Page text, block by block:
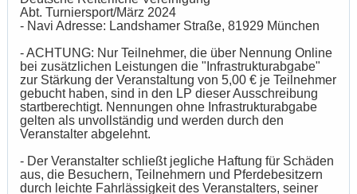
Abt. Turniersport/März 2024
- Navi Adresse: Landshamer Straße, 81929 München
- ACHTUNG: Nur Teilnehmer, die über Nennung Online
bei zusätzlichen Leistungen die "Infrastrukturabgabe"
zur Stärkung der Veranstaltung von 5,00 € je Teilnehmer
gebucht haben, sind in den LP dieser Ausschreibung
startberechtigt. Nennungen ohne Infrastrukturabgabe
gelten als unvollständig und werden durch den
Veranstalter abgelehnt.
- Der Veranstalter schließt jegliche Haftung für Schäden
aus, die Besuchern, Teilnehmern und Pferdebesitzern
durch leichte Fahrlässigkeit des Veranstalters, seiner